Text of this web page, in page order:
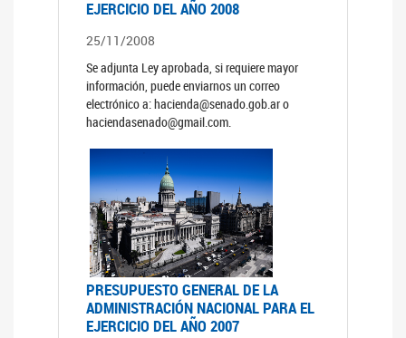
EJERCICIO DEL AÑO 2008
25/11/2008
Se adjunta Ley aprobada, si requiere mayor
información, puede enviarnos un correo
electrónico a: hacienda@senado.gob.ar o
haciendasenado@gmail.com.
PRESUPUESTO GENERAL DE LA
ADMINISTRACIÓN NACIONAL PARA EL
EJERCICIO DEL AÑO 2007